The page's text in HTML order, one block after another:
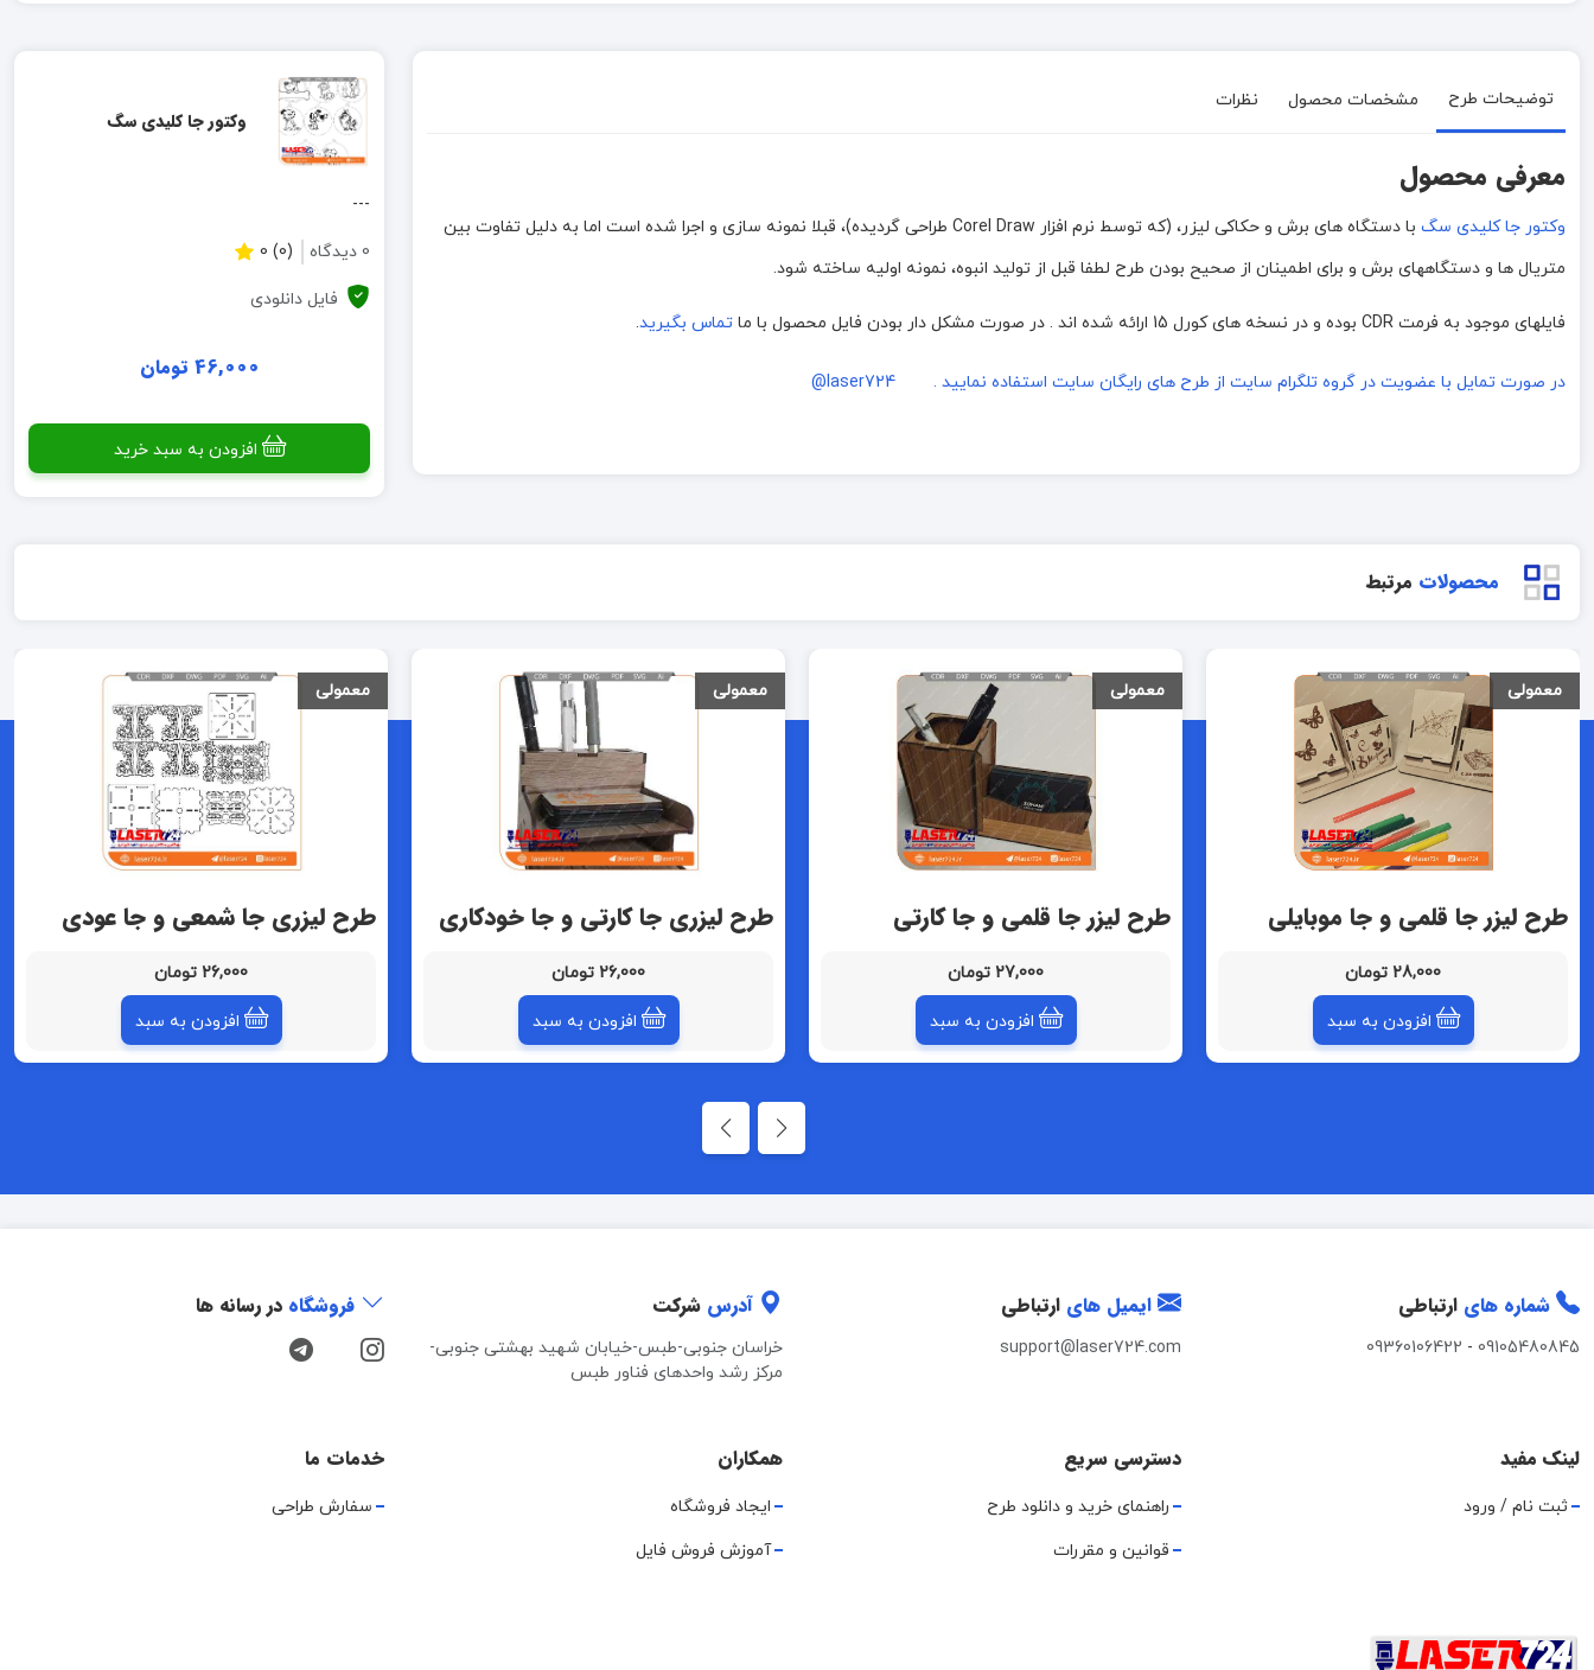
توضیحات طرح مشخصات محصول نظرات
معرفی محصول
وکتور جا کلیدی سگ
با دستگاه های برش و حکاکی لیزر، (که توسط نرم افزار Corel Draw طراحی گردیده)، قبلا نمونه سازی و اجرا شده است اما به دلیل تفاوت بین
متریال ها و دستگاههای برش و برای اطمینان از صحیح بودن طرح لطفا قبل از تولید انبوه، نمونه اولیه ساخته شود.
فایلهای موجود به فرمت CDR بوده و در نسخه های کورل 15 ارائه شده اند . در صورت مشکل دار بودن فایل محصول با ما تماس بگیرید.
در صورت تمایل با عضویت در گروه تلگرام سایت از طرح های رایگان سایت استفاده نمایید . laser724@
وکتور جا کلیدی سگ
---
0 دیدگاه (0) 0
فایل دانلودی
46,000 تومان
افزودن به سبد خرید
محصولات مرتبط
معمولی
طرح لیزر جا قلمی و جا موبایلی
28,000 تومان
افزودن به سبد
معمولی
طرح لیزر جا قلمی و جا کارتی
27,000 تومان
افزودن به سبد
معمولی
طرح لیزری جا کارتی و جا خودکاری
26,000 تومان
افزودن به سبد
معمولی
طرح لیزری جا شمعی و جا عودی
26,000 تومان
افزودن به سبد
شماره های ارتباطی
09105480845
-
09360106422
ایمیل های ارتباطی
support@laser724.com
آدرس شرکت
خراسان جنوبی-طبس-خیابان شهید بهشتی جنوبی-
مرکز رشد واحدهای فناور طبس
فروشگاه در رسانه ها
لینک مفید
ثبت نام / ورود
دسترسی سریع
راهنمای خرید و دانلود طرح
قوانین و مقررات
همکاران
ایجاد فروشگاه
آموزش فروش فایل
خدمات ما
سفارش طراحی